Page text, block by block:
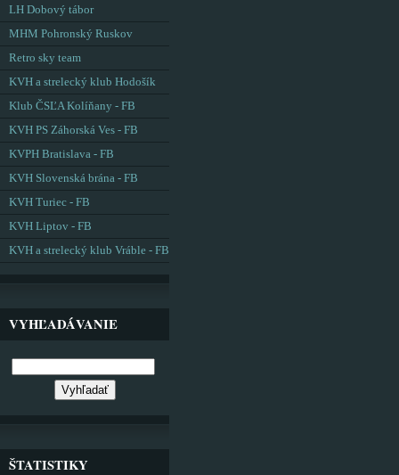
LH Dobový tábor
MHM Pohronský Ruskov
Retro sky team
KVH a strelecký klub Hodošík
Klub ČSĽA Kolíňany - FB
KVH PS Záhorská Ves - FB
KVPH Bratislava - FB
KVH Slovenská brána - FB
KVH Turiec - FB
KVH Liptov - FB
KVH a strelecký klub Vráble - FB
VYHĽADÁVANIE
ŠTATISTIKY